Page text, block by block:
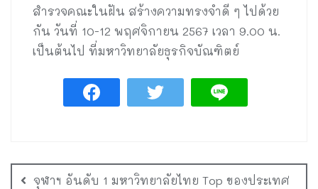
สำรวจคณะในฝัน สร้างความทรงจำดี ๆ ไปด้วย
กัน วันที่ 10-12 พฤศจิกายน 2567 เวลา 9.00 น.
เป็นต้นไป ที่มหาวิทยาลัยธุรกิจบัณฑิตย์
จุฬาฯ อันดับ 1 มหาวิทยาลัยไทย Top ของประเทศ